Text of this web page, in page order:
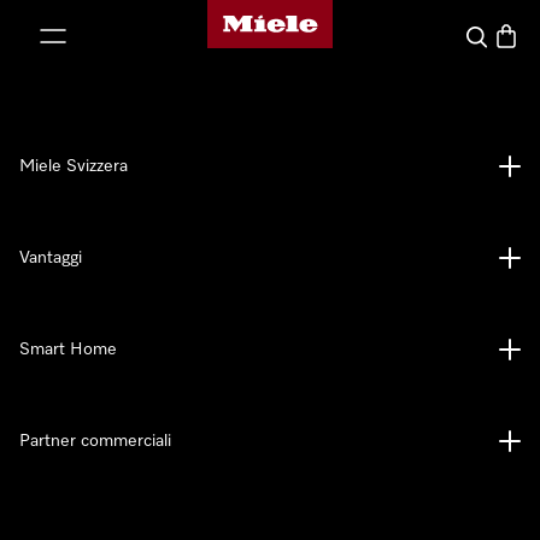
Homepage di Miele
Cerca
Miele Svizzera
Vantaggi
Smart Home
Partner commerciali